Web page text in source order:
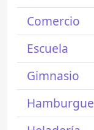
Comercio
Escuela
Gimnasio